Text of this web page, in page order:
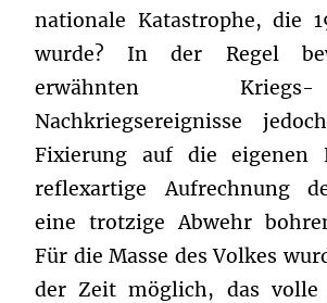
nationale Katastrophe, die
wurde? In der Regel
erwähnten
Nachkriegsereignisse
Fixierung auf die eigenen
reflexartige Aufrechnung
eine trotzige Abwehr
Für die Masse des Volkes
der Zeit möglich, das volle